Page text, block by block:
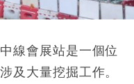
線會展站是一個位
及大量挖掘工作。